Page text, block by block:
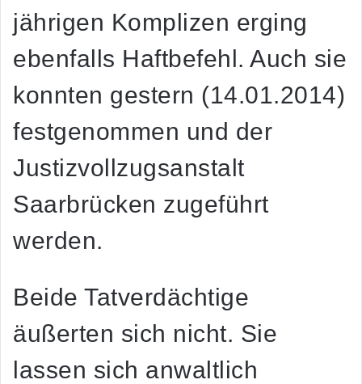
jährigen Komplizen erging
ebenfalls Haftbefehl. Auch sie
konnten gestern (14.01.2014)
festgenommen und der
Justizvollzugsanstalt
Saarbrücken zugeführt
werden.
Beide Tatverdächtige
äußerten sich nicht. Sie
lassen sich anwaltlich